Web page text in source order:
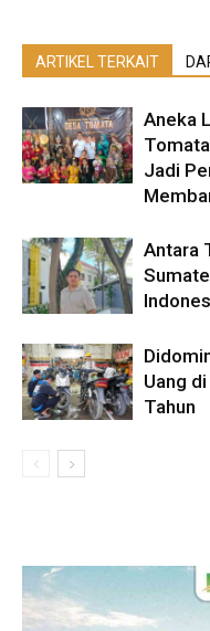
ARTIKEL TERKAIT
Aneka
Jadi
Antara
Uang
Tahun